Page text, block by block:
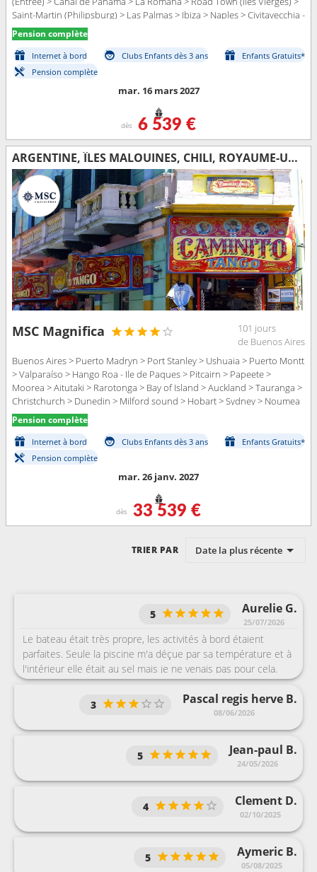
Saint-Martin (Philipsburg) > Las Palmas > Ibiza > Naples > Civitavecchia -
Rome
Pension complète
Internet à bord Clubs Enfants dès 3 ans
Enfants Gratuits*
Pension complète
mar. 16 mars 2027
dès 6 539 €
ARGENTINE, ÎLES MALOUINES, CHILI, ROYAUME-UNI, FRANCE, ÎLES COOK, NOUVELLE-ZÉLANDE, AUSTRALIE, NOUVELLE-CALÉDONIE, VANUATU, SAMOA, ÉTATS-UNIS, MEXIQUE, COSTA RICA, PANAMA, RÉPUBLIQUE DOMINICAINE, TORT
MSC Magnifica
101 jours
de Buenos Aires
Buenos Aires > Puerto Madryn > Port Stanley > Ushuaia > Puerto Montt
> Valparaíso > Hango Roa - Ile de Paques > Pitcairn > Papeete >
Moorea > Aitutaki > Rarotonga > Bay of Island > Auckland > Tauranga >
Christchurch > Dunedin > Milford sound > Hobart > Sydney > Noumea
> Luganville > Pago Pago > Apia > Honolulu > Hilo > Los Angeles >
Cabo san Lucas > Puntarenas > Balboa > Canal panama (Entree) >
Canal de Panama > La Romana > Road Town (Iles Vierges) > Saint-
Martin (Philipsburg) > Las Palmas > Ibiza > Naples > Civitavecchia -
Pension complète
Internet à bord Clubs Enfants dès 3 ans
Enfants Gratuits*
Pension complète
mar. 26 janv. 2027
dès 33 539 €
TRIER PAR Date la plus récente
Aurelie G.
25/07/2026
5
Le bateau était très propre, les activités à bord étaient
parfaites. Seule la piscine m'a déçue par sa température et à
l'intérieur elle était au sel mais je ne venais pas pour cela.
Pascal regis herve B.
08/06/2026
3
Jean-paul B.
24/05/2026
5
Clement D.
02/10/2025
4
Aymeric B.
05/08/2025
5